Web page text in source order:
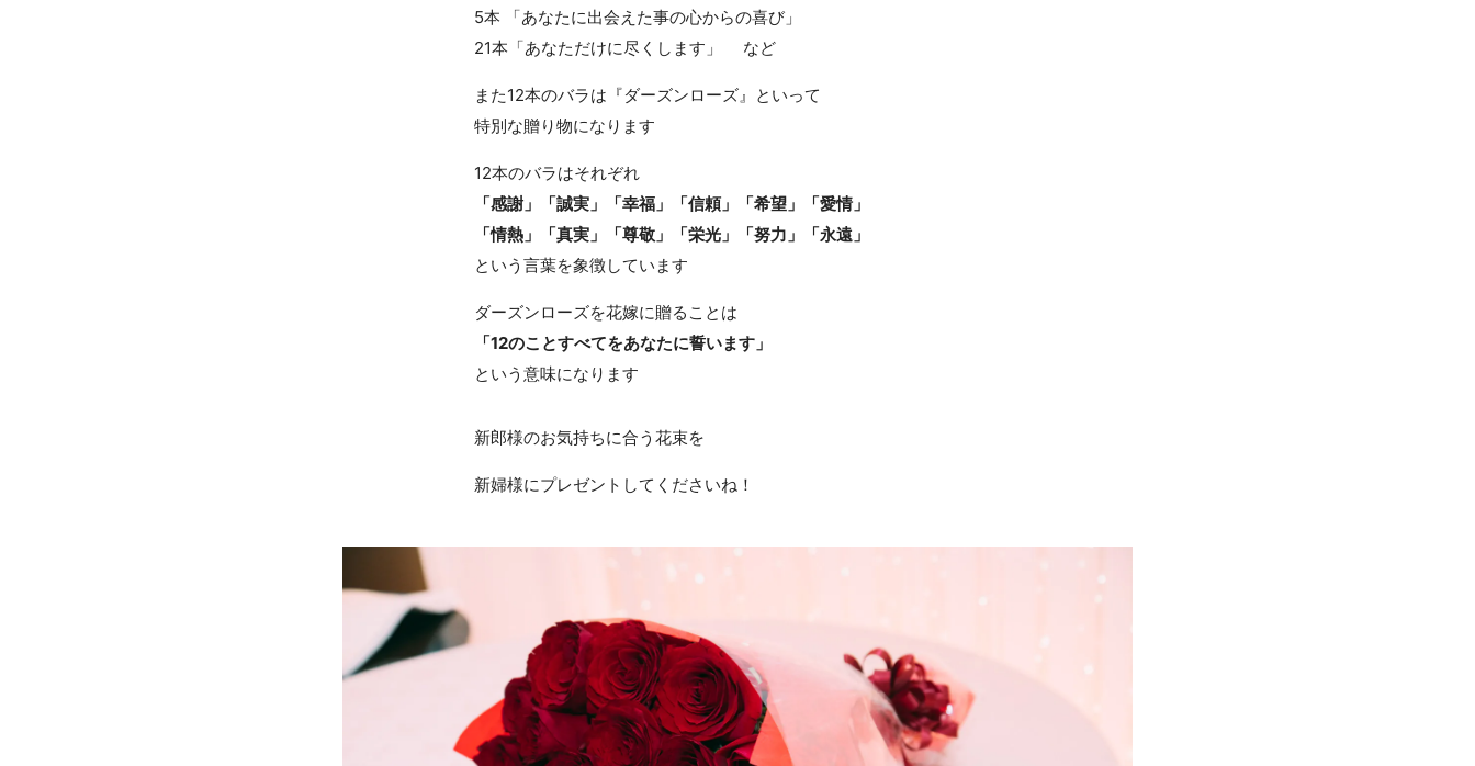
5本 「あなたに出会えた事の心からの喜び」
21本「あなただけに尽くします」 など
また12本のバラは『ダーズンローズ』といって
特別な贈り物になります
12本のバラはそれぞれ
「感謝」「誠実」「幸福」「信頼」「希望」「愛情」
「情熱」「真実」「尊敬」「栄光」「努力」「永遠」
という言葉を象徴しています
ダーズンローズを花嫁に贈ることは
「12のことすべてをあなたに誓います」
という意味になります
新郎様のお気持ちに合う花束を
新婦様にプレゼントしてくださいね！